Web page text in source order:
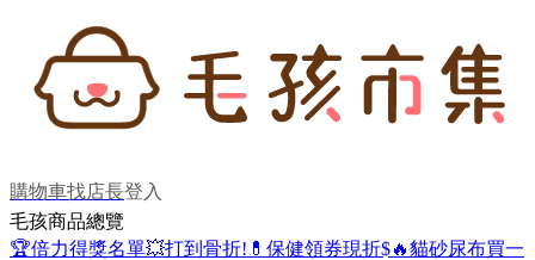
購物車找店長登入
毛孩商品總覽
🏆倍力得獎名單💥打到骨折! 💊保健領券現折$🔥貓砂尿布買一